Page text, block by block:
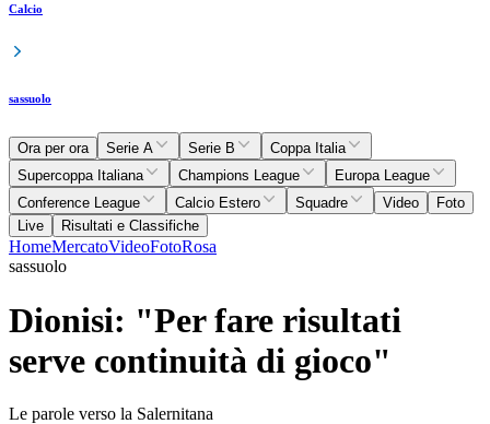
Calcio
sassuolo
Ora per ora Serie A Serie B
Coppa Italia
Supercoppa Italiana
Champions League
Europa League
Conference League
Calcio Estero Squadre Video
Foto
Live
Risultati e Classifiche
HomeMercatoVideoFotoRosa
sassuolo
Dionisi: "Per fare risultati
serve continuità di gioco"
Le parole verso la Salernitana